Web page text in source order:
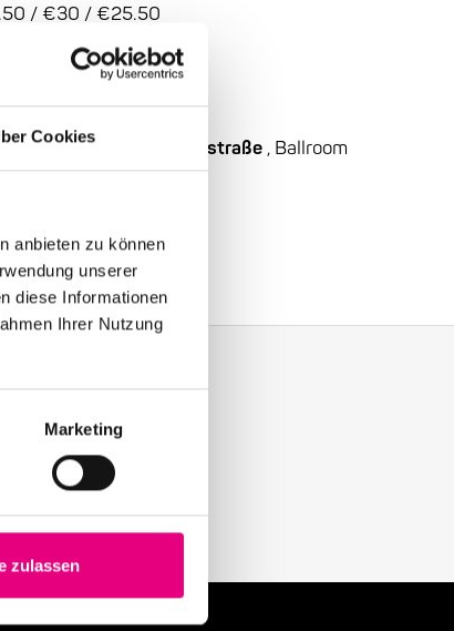
Cookies
anbieten zu können
unserer
diese Informationen
Ihrer Nutzung
Marketing
zulassen
.50 / €30 / €25.50
47 Leuschnerstraße , Ballroom
Enjoy Jazz.